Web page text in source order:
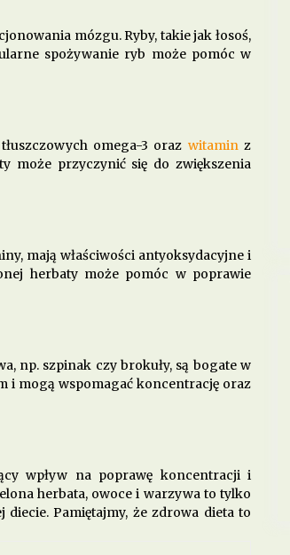
mózgu. Ryby, takie jak łosoś,
spożywanie ryb może pomóc w
omega-3 oraz witaminz
może przyczynić się do zwiększenia
mają właściwości antyoksydacyjne i
herbaty może pomóc w poprawie
np. szpinak czy brokuły, są bogate w
i mogą wspomagać koncentrację oraz
wpływ na poprawę koncentracji i
herbata, owoce i warzywa to tylko
Pamiętajmy, że zdrowa dieta to